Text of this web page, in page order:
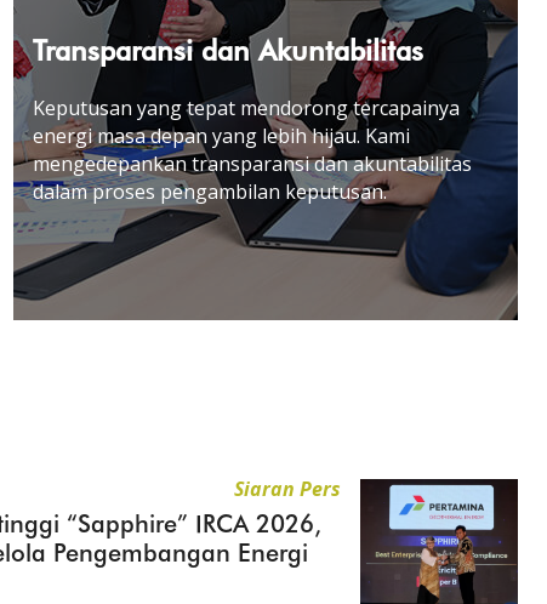
Transparansi dan Akuntabilitas
Keputusan yang tepat mendorong tercapainya
energi masa depan yang lebih hijau. Kami
mengedepankan transparansi dan akuntabilitas
dalam proses pengambilan keputusan.
Siaran Pers
“Sapphire” IRCA 2026,
Pengembangan Energi